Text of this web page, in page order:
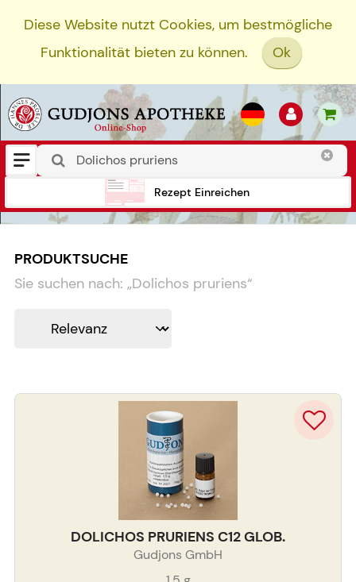
Diese Website nutzt Cookies, um bestmögliche
Funktionalität bieten zu können.
Ok
Rezept Einreichen
PRODUKTSUCHE
Sie suchen nach: „Dolichos pruriens“
DOLICHOS PRURIENS C12 GLOB.
Gudjons GmbH